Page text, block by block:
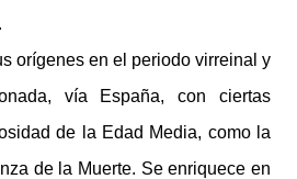
orígenes en el periodo virreinal y
vía España, con ciertas
de la Edad Media, como la
de la Muerte. Se enriquece en